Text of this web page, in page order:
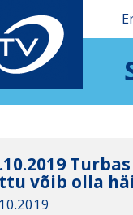
võib olla